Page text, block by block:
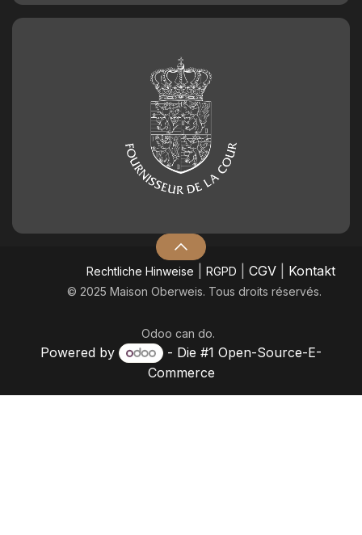
​Rechtliche Hinweise RGPD CGV| Kontakt
© 2025 Maison Oberweis. Tous droits réservés.
Odoo can do.
Powered by - Die #1 Open-Source-E-
Commerce